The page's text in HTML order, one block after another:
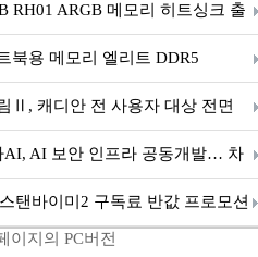
RH01 ARGB 메모리 히트싱크 출
북용 메모리 엘리트 DDR5
Ⅱ, 캐디안 전 사용자 대상 전면
AI, AI 보안 인프라 공동개발… 차
탠바이미2 구독료 반값 프로모션
이지의 PC버전